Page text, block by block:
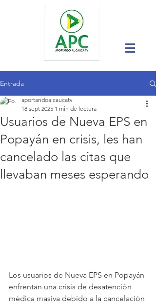
Entrada
Usuarios de Nueva EPS en
Popayán en crisis, les han
cancelado las citas que
llevaban meses esperando
aportandoalcaucatv
18 sept 2025 1 min de lectura
Los usuarios de Nueva EPS en Popayán
enfrentan una crisis de desatención
médica masiva debido a la cancelación